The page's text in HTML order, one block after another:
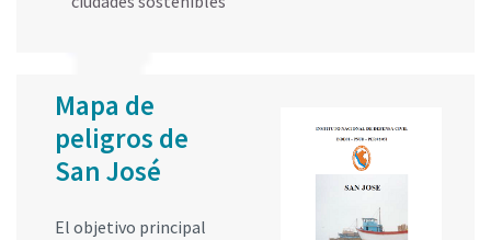
Mapa de
peligros de
San José
El objetivo principal